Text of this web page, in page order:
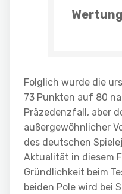
Folglich wurde die
73 Punkten auf 80
Präzedenzfall, aber
außergewöhnlicher
des deutschen
Aktualität in diesem
Gründlichkeit beim
beiden Pole wird bei